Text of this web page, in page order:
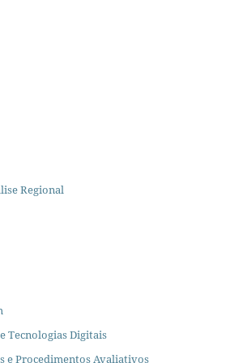
Regional
Tecnologias Digitais
e Procedimentos Avaliativos